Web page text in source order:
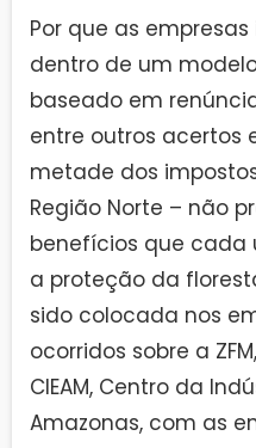
Por que as
dentro de um
baseado em
entre outros acertos
metade dos
Região Norte – não
benefícios que cada
a proteção da
sido colocada nos
ocorridos sobre a
CIEAM, Centro da
Amazonas, com as